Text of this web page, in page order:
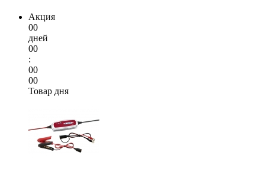
Акция
00
дней
00
:
00
00
Товар дня